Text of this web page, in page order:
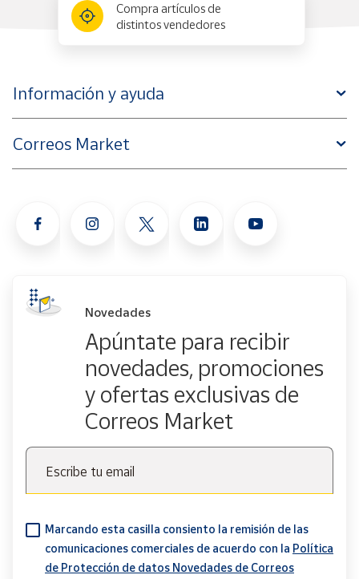
Compra artículos de
distintos vendedores
Información y ayuda
Correos Market
Novedades
Apúntate para recibir
novedades, promociones
y ofertas exclusivas de
Correos Market
Escribe tu email
Marcando esta casilla consiento la remisión de las
comunicaciones comerciales de acuerdo con la Política
de Protección de datos Novedades de Correos